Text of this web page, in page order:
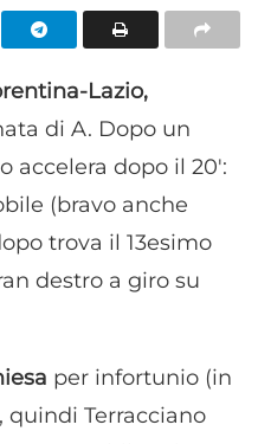
Lazio,
di A. Dopo un
accelera dopo il 20′:
(bravo anche
trova il 13esimo
destro a giro su
per infortunio (in
Terracciano